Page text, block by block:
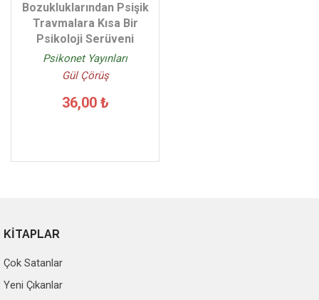
Bozukluklarından Psişik
Travmalara Kısa Bir
Psikoloji Serüveni
Psikonet Yayınları
Gül Çörüş
36,00 ₺
KİTAPLAR
Çok Satanlar
Yeni Çıkanlar